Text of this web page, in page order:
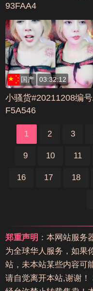
93FAA4
国产 03:32:12
小骚货#20211208编
F5A546
1 2 3
9 10 11
16 17 18
郑重声明 ：本网站服务
为全球华人服务，如果
站，未本站某些内容可
请自觉离开本站,谢谢